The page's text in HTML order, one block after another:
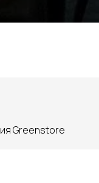
Greenstore